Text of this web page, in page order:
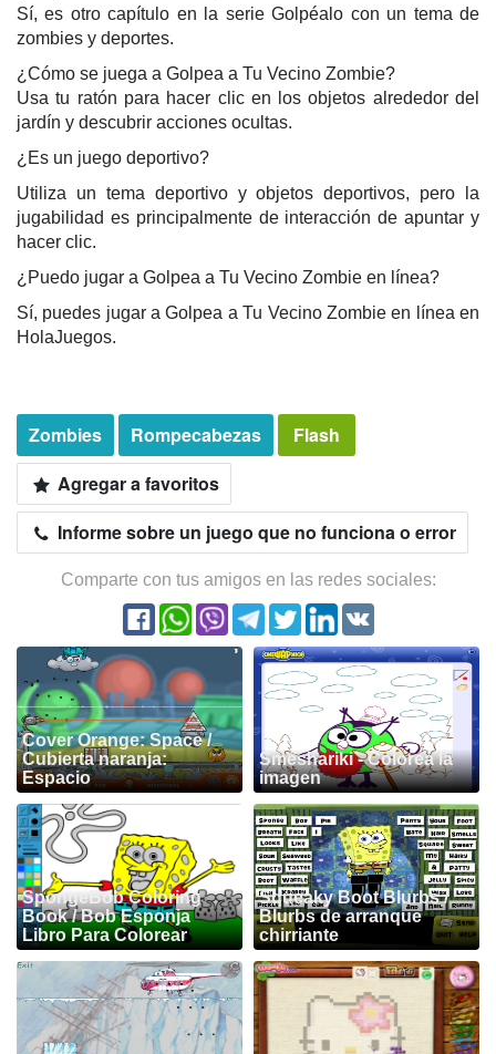
Sí, es otro capítulo en la serie Golpéalo con un tema de
zombies y deportes.
¿Cómo se juega a Golpea a Tu Vecino Zombie?
Usa tu ratón para hacer clic en los objetos alrededor del
jardín y descubrir acciones ocultas.
¿Es un juego deportivo?
Utiliza un tema deportivo y objetos deportivos, pero la
jugabilidad es principalmente de interacción de apuntar y
hacer clic.
¿Puedo jugar a Golpea a Tu Vecino Zombie en línea?
Sí, puedes jugar a Golpea a Tu Vecino Zombie en línea en
HolaJuegos.
Zombies Rompecabezas
Flash
Agregar a favoritos
Informe sobre un juego que no funciona o error
Comparte con tus amigos en las redes sociales:
Cover Orange: Space /
Cubierta naranja:
Espacio
Smeshariki - Colorea la
imagen
SpongeBob Coloring
Book / Bob Esponja
Libro Para Colorear
Squeaky Boot Blurbs /
Blurbs de arranque
chirriante